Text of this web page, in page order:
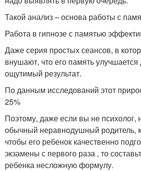
Такой анализ – основа работы с
Работа в гипнозе с памятью
Даже серия простых сеансов, в
внушают, что его память улучшается
ощутимый результат.
По данным исследований этот
25%
Поэтому, даже если вы не психолог,
обычный неравнодушный родитель,
чтобы его ребенок качественно
экзамены с первого раза , то
ребенка несложную формулу.